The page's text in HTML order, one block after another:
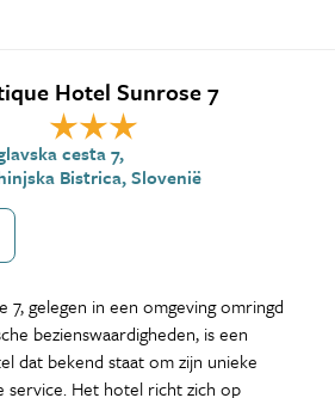
Hotel Sunrose 7
cesta 7,
Bistrica, Slovenië
7, gelegen in een omgeving omringd
bezienswaardigheden, is een
dat bekend staat om zijn unieke
service. Het hotel richt zich op